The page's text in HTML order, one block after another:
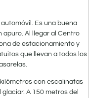
Es una buena
Al llegar al Centro
de estacionamiento y
que llevan a todos los
con escalinatas
A 150 metros del